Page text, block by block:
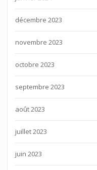
décembre 2023
novembre 2023
octobre 2023
septembre 2023
août 2023
juillet 2023
juin 2023